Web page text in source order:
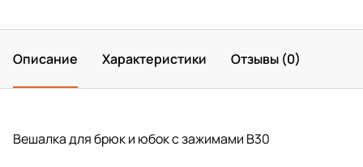
Описание Характеристики Отзывы (0)
Вешалка для брюк и юбок с зажимами B30